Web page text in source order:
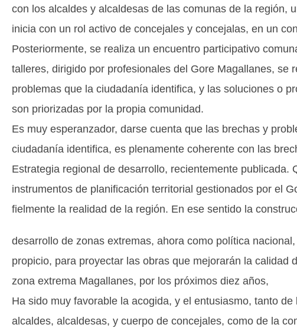
con los alcaldes y alcaldesas de las comunas de la región,
inicia con un rol activo de concejales y concejalas, en un
Posteriormente, se realiza un encuentro participativo
talleres, dirigido por profesionales del Gore Magallanes, se
problemas que la ciudadanía identifica, y las soluciones o
son priorizadas por la propia comunidad.
Es muy esperanzador, darse cuenta que las brechas y
ciudadanía identifica, es plenamente coherente con las
Estrategia regional de desarrollo, recientemente publicada.
instrumentos de planificación territorial gestionados por el
fielmente la realidad de la región. En ese sentido la
desarrollo de zonas extremas, ahora como política
propicio, para proyectar las obras que mejorarán la calidad
zona extrema Magallanes, por los próximos diez años,
Ha sido muy favorable la acogida, y el entusiasmo, tanto
alcaldes, alcaldesas, y cuerpo de concejales, como de la